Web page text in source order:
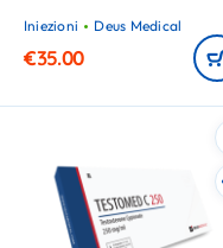
Iniezioni Deus Medical
€35.00